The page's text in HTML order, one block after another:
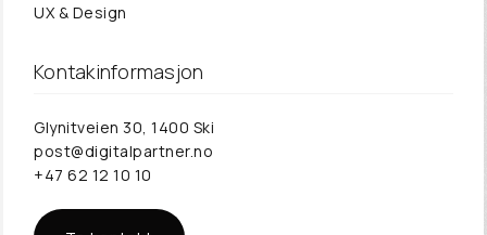
UX & Design
Kontakinformasjon
Glynitveien 30, 1400 Ski‎
post@digitalpartner.no
+47 62 12 10 10